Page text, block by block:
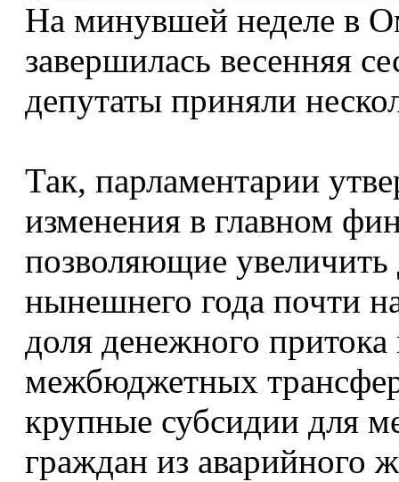
На минувшей неделе в
завершилась весенняя
депутаты приняли
Так, парламентарии
изменения в главном
позволяющие
нынешнего года почти
доля денежного притока
межбюджетных
крупные субсидии для
граждан из аварийного